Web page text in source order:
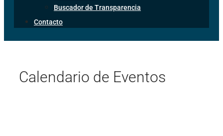
Buscador de Transparencia
Contacto
Calendario de Eventos